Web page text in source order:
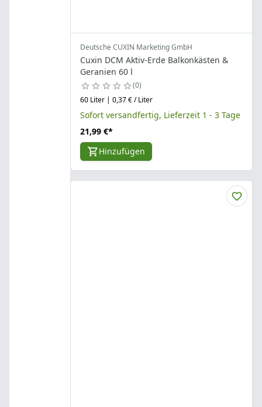
Deutsche CUXIN Marketing GmbH
Cuxin DCM Aktiv-Erde Balkonkästen &
Geranien 60 l
0
60 Liter | 0,37 € / Liter
Sofort versandfertig, Lieferzeit 1 - 3 Tage
21,99 €*
Hinzufügen